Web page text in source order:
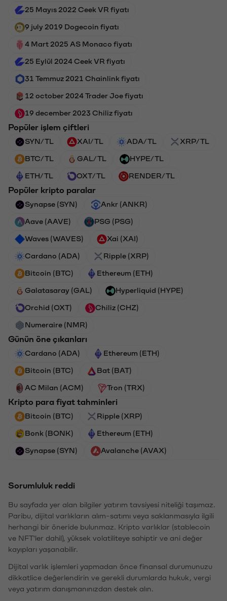
25 Mayıs 2022 Ceek VR fiyatı
9 july 2019 Dogecoin fiyatı
4 Mart 2025 AS Monaco fiyatı
25 Eylül 2024 Ceek VR fiyatı
31 Temmuz 2021 Chainlink fiyatı
12 october 2024 Trader Joe fiyatı
19 december 2023 Chiliz fiyatı
Popüler işlem çiftleri
SYN/TL XAI/TL ADA/TL XRP/TL
BTC/TL GAL/TL HYPE/TL
ETH/TL OXT/TL RENDER/TL
Popüler kripto paralar
Synapse (SYN) Ankr (ANKR)
Aave (AAVE) PSG (PSG)
Waves (WAVES) Xai (XAI)
Cardano (ADA) Ripple (XRP)
Bitcoin (BTC) Ethereum (ETH)
Galatasaray (GAL) Hyperliquid (HYPE)
Orchid (OXT) Chiliz (CHZ)
Numeraire (NMR)
Günün öne çıkanları
Cardano (ADA) Ethereum (ETH)
Bitcoin (BTC) Bat (BAT)
AC Milan (ACM) Tron (TRX)
Kripto para fiyat tahminleri
Bitcoin (BTC) Ripple (XRP)
Bonk (BONK) Ethereum (ETH)
Synapse (SYN) Avalanche (AVAX)
Sorumluluk reddi
Bu sayfada yer alan bilgiler yatırım tavsiyesi niteliği taşımaz.
Paribu, dijital varlıkların alım-satımı veya saklanmasıyla ilgili
herhangi bir öneride bulunmaz. Kripto varlıklar (stablecoin
ve NFT'ler dahil), yüksek volatiliteye sahiptir ve ani değer
kayıpları yaşanabilir.
Dijital varlık işlemleri yapmadan önce finansal durumunuzu
dikkatlice değerlendirin ve gerekli durumlarda hukuk, vergi
veya yatırım danışmanınızdan destek alın.